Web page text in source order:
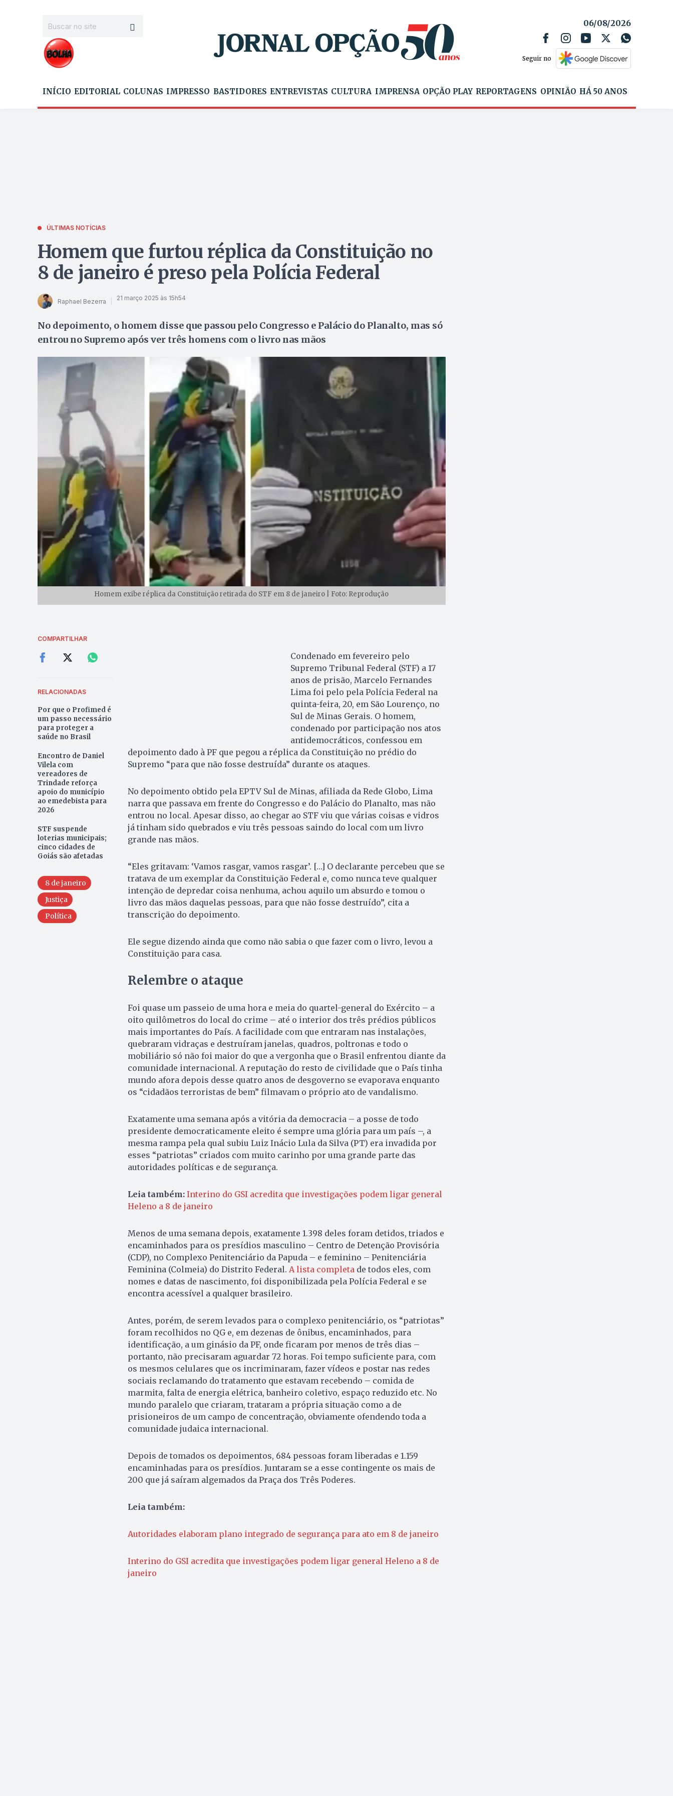
06/08/2026
Seguir no
INÍCIO EDITORIAL COLUNAS IMPRESSO BASTIDORES ENTREVISTAS CULTURA IMPRENSA OPÇÃO PLAY REPORTAGENS OPINIÃO HÁ 50 ANOS
ÚLTIMAS NOTÍCIAS
Homem que furtou réplica da Constituição no
8 de janeiro é preso pela Polícia Federal
Raphael Bezerra 21 março 2025 às 15h54
No depoimento, o homem disse que passou pelo Congresso e Palácio do Planalto, mas só
entrou no Supremo após ver três homens com o livro nas mãos
Homem exibe réplica da Constituição retirada do STF em 8 de janeiro | Foto: Reprodução
COMPARTILHAR
RELACIONADAS
Por que o Profimed é
um passo necessário
para proteger a
saúde no Brasil
Encontro de Daniel
Vilela com
vereadores de
Trindade reforça
apoio do município
ao emedebista para
2026
STF suspende
loterias municipais;
cinco cidades de
Goiás são afetadas
8 de janeiro
Justiça
Política
Condenado em fevereiro pelo
Supremo Tribunal Federal (STF) a 17
anos de prisão, Marcelo Fernandes
Lima foi pelo pela Polícia Federal na
quinta-feira, 20, em São Lourenço, no
Sul de Minas Gerais. O homem,
condenado por participação nos atos
antidemocráticos, confessou em
depoimento dado à PF que pegou a réplica da Constituição no prédio do
Supremo “para que não fosse destruída” durante os ataques.
No depoimento obtido pela EPTV Sul de Minas, afiliada da Rede Globo, Lima
narra que passava em frente do Congresso e do Palácio do Planalto, mas não
entrou no local. Apesar disso, ao chegar ao STF viu que várias coisas e vidros
já tinham sido quebrados e viu três pessoas saindo do local com um livro
grande nas mãos.
“Eles gritavam: ‘Vamos rasgar, vamos rasgar’. […] O declarante percebeu que se
tratava de um exemplar da Constituição Federal e, como nunca teve qualquer
intenção de depredar coisa nenhuma, achou aquilo um absurdo e tomou o
livro das mãos daquelas pessoas, para que não fosse destruído”, cita a
transcrição do depoimento.
Ele segue dizendo ainda que como não sabia o que fazer com o livro, levou a
Constituição para casa.
Relembre o ataque
Foi quase um passeio de uma hora e meia do quartel-general do Exército – a
oito quilômetros do local do crime – até o interior dos três prédios públicos
mais importantes do País. A facilidade com que entraram nas instalações,
quebraram vidraças e destruíram janelas, quadros, poltronas e todo o
mobiliário só não foi maior do que a vergonha que o Brasil enfrentou diante da
comunidade internacional. A reputação do resto de civilidade que o País tinha
mundo afora depois desse quatro anos de desgoverno se evaporava enquanto
os “cidadãos terroristas de bem” filmavam o próprio ato de vandalismo.
Exatamente uma semana após a vitória da democracia – a posse de todo
presidente democraticamente eleito é sempre uma glória para um país –, a
mesma rampa pela qual subiu Luiz Inácio Lula da Silva (PT) era invadida por
esses “patriotas” criados com muito carinho por uma grande parte das
autoridades políticas e de segurança.
Leia também: Interino do GSI acredita que investigações podem ligar general
Heleno a 8 de janeiro
Menos de uma semana depois, exatamente 1.398 deles foram detidos, triados e
encaminhados para os presídios masculino – Centro de Detenção Provisória
(CDP), no Complexo Penitenciário da Papuda – e feminino – Penitenciária
Feminina (Colmeia) do Distrito Federal. A lista completa de todos eles, com
nomes e datas de nascimento, foi disponibilizada pela Polícia Federal e se
encontra acessível a qualquer brasileiro.
Antes, porém, de serem levados para o complexo penitenciário, os “patriotas”
foram recolhidos no QG e, em dezenas de ônibus, encaminhados, para
identificação, a um ginásio da PF, onde ficaram por menos de três dias –
portanto, não precisaram aguardar 72 horas. Foi tempo suficiente para, com
os mesmos celulares que os incriminaram, fazer vídeos e postar nas redes
sociais reclamando do tratamento que estavam recebendo – comida de
marmita, falta de energia elétrica, banheiro coletivo, espaço reduzido etc. No
mundo paralelo que criaram, trataram a própria situação como a de
prisioneiros de um campo de concentração, obviamente ofendendo toda a
comunidade judaica internacional.
Depois de tomados os depoimentos, 684 pessoas foram liberadas e 1.159
encaminhadas para os presídios. Juntaram se a esse contingente os mais de
200 que já saíram algemados da Praça dos Três Poderes.
Leia também:
Autoridades elaboram plano integrado de segurança para ato em 8 de janeiro
Interino do GSI acredita que investigações podem ligar general Heleno a 8 de
janeiro